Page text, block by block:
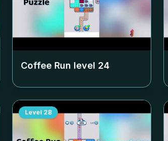
Coffee Run level 24
Level 28